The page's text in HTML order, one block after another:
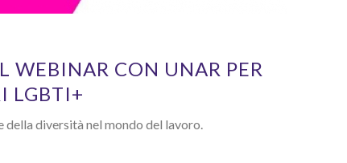
WEBINAR CON UNAR PER
LGBTI+
della diversità nel mondo del lavoro.